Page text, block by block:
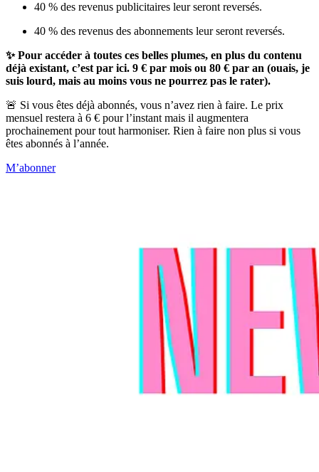
40 % des revenus publicitaires leur seront reversés.
40 % des revenus des abonnements leur seront reversés.
✨ Pour accéder à toutes ces belles plumes, en plus du contenu
déjà existant, c’est par ici. 9 € par mois ou 80 € par an (ouais, je
suis lourd, mais au moins vous ne pourrez pas le rater).
🚨 Si vous êtes déjà abonnés, vous n’avez rien à faire. Le prix
mensuel restera à 6 € pour l’instant mais il augmentera
prochainement pour tout harmoniser. Rien à faire non plus si vous
êtes abonnés à l’année.
M’abonner